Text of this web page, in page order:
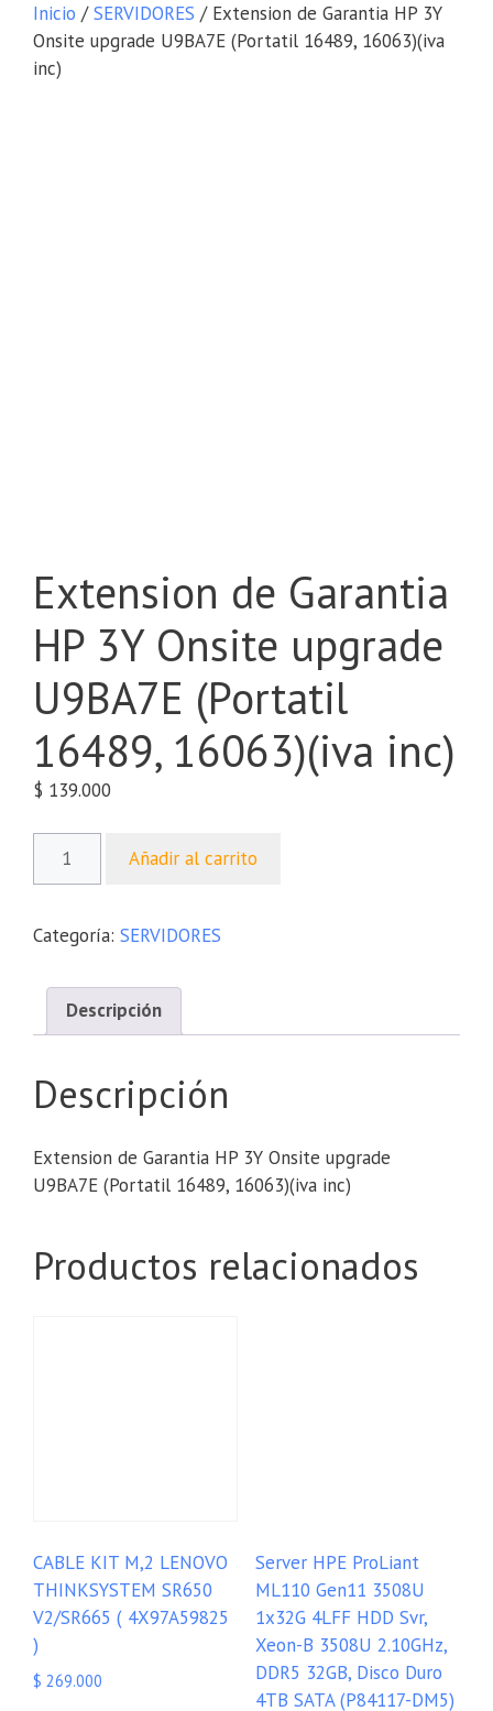
Inicio /SERVIDORES / Extension de Garantia HP 3Y
Onsite upgrade U9BA7E (Portatil 16489, 16063)(iva
inc)
Extension de Garantia
HP 3Y Onsite upgrade
U9BA7E (Portatil
16489, 16063)(iva inc)
$ 139.000
Añadir al carrito
Categoría: SERVIDORES
Descripción
Descripción
Extension de Garantia HP 3Y Onsite upgrade
U9BA7E (Portatil 16489, 16063)(iva inc)
Productos relacionados
CABLE KIT M,2 LENOVO
THINKSYSTEM SR650
V2/SR665 ( 4X97A59825
)
$ 269.000
Server HPE ProLiant
ML110 Gen11 3508U
1x32G 4LFF HDD Svr,
Xeon-B 3508U 2.10GHz,
DDR5 32GB, Disco Duro
4TB SATA (P84117-DM5)